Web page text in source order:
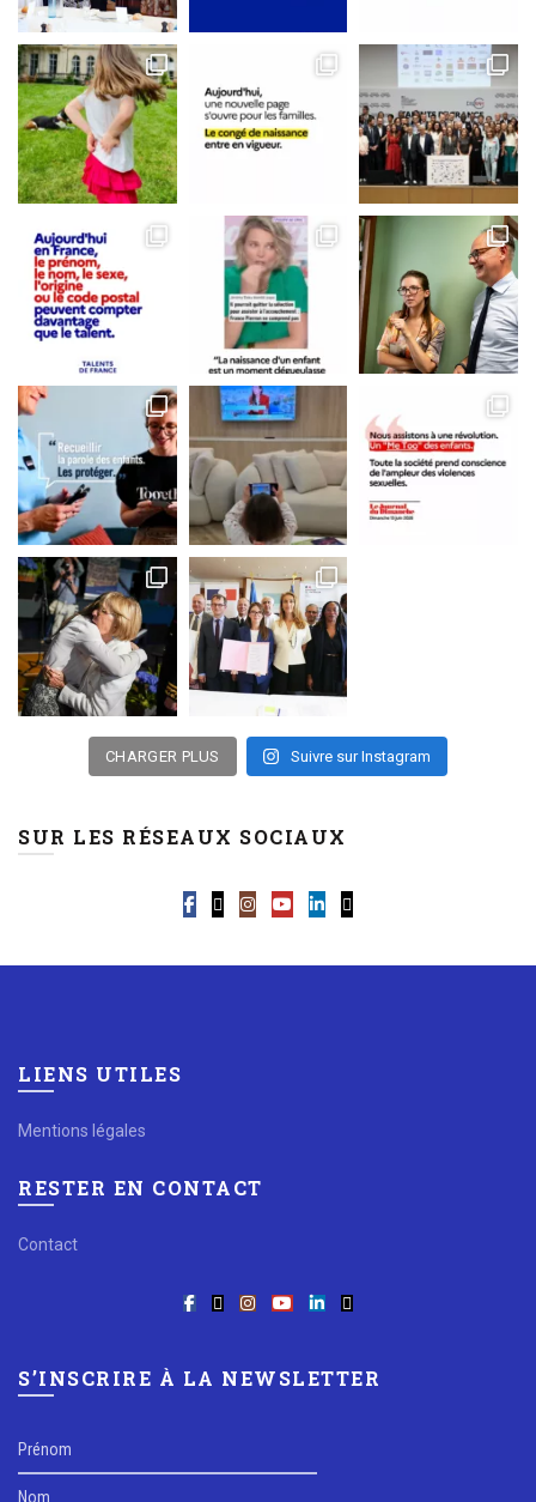
CHARGER PLUS Suivre sur Instagram
SUR LES RÉSEAUX SOCIAUX
LIENS UTILES
Mentions légales
RESTER EN CONTACT
Contact
S’INSCRIRE À LA NEWSLETTER